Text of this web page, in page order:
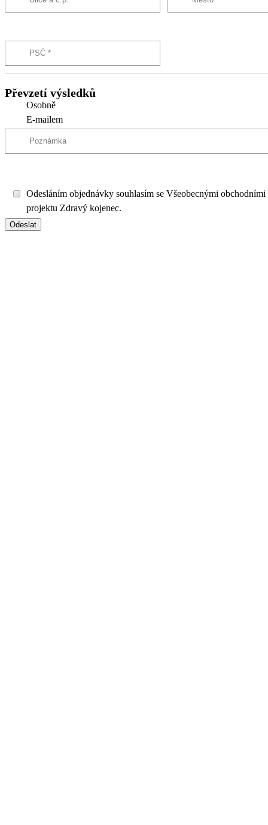
Převzetí výsledků
Osobně
E-mailem
Odesláním objednávky souhlasím se Všeobecnými
projektu Zdravý kojenec.